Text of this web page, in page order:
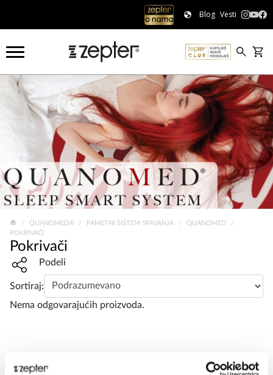
Blog Vesti
QUANOMED® PAMETNI SISTEM SPAVANJA
QUANOMED
POKRIVAČI
Pokrivači
Share widget, open sharing modal with Enter
Podeli
Sortiraj:
Nema odgovarajućih proizvoda.